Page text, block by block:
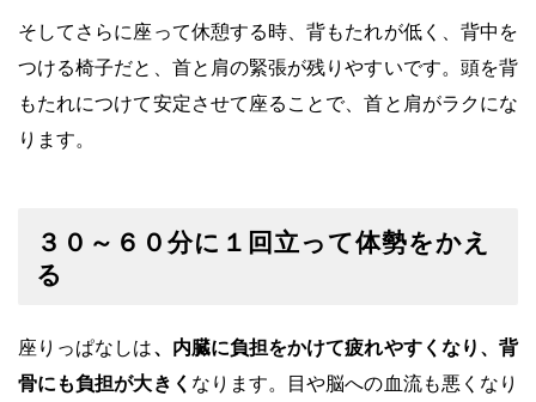
そしてさらに座って休憩する時、背もたれが低く、背中を
つける椅子だと、首と肩の緊張が残りやすいです。頭を背
もたれにつけて安定させて座ることで、首と肩がラクにな
ります。
３０～６０分に１回立って体勢をかえ
る
座りっぱなしは、内臓に負担をかけて疲れやすくなり、背
骨にも負担が大きく なります。目や脳への血流も悪くなり